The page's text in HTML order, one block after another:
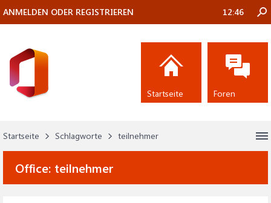
Startseite Schlagworte teilnehmer
Office: teilnehmer
ANMELDEN ODER REGISTRIEREN 12:46
Startseite Foren